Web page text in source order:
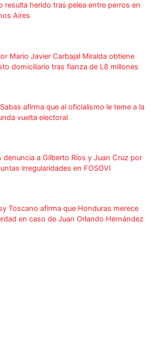
resulta herido tras pelea entre perros en
Aires
Mario Javier Carbajal Miralda obtiene
domiciliario tras fianza de L8 millones
afirma que al oficialismo le teme a la
vuelta electoral
denuncia a Gilberto Ríos y Juan Cruz por
irregularidades en FOSOVI
Toscano afirma que Honduras merece
en caso de Juan Orlando Hernández